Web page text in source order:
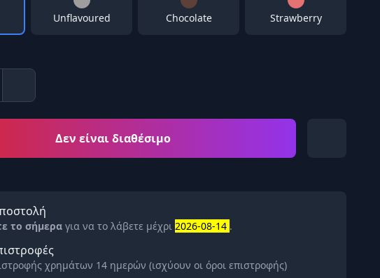
Unflavoured Chocolate Strawberry
Δεν είναι διαθέσιμο
το σήμερα για να το λάβετε μέχρι 2026-08-14 .
χρημάτων 14 ημερών (ισχύουν οι όροι επιστροφής)